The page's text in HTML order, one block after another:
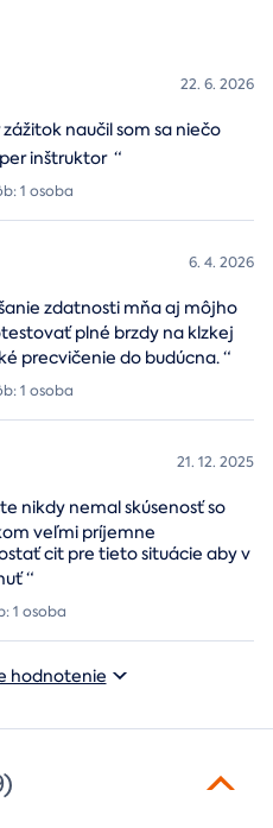
22. 6. 2026
naučil som sa niečo
inštruktor “
1 osoba
6. 4. 2026
zdatnosti mňa aj môjho
plné brzdy na klzkej
precvičenie do budúcna.“
1 osoba
21. 12. 2025
nikdy nemal skúsenosť so
veľmi príjemne
cit pre tieto situácie aby v
“
1 osoba
hodnotenie